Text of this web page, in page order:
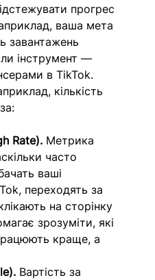
прогрес
ваша мета
завантажень
інструмент —
в TikTok.
кількість
Rate). Метрика
часто
ваші
переходять за
на сторінку
зрозуміти, які
краще, а
Вартість за